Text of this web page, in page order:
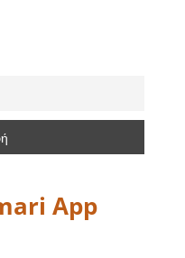
App